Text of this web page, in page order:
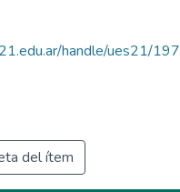
handle/ues21/
del ítem